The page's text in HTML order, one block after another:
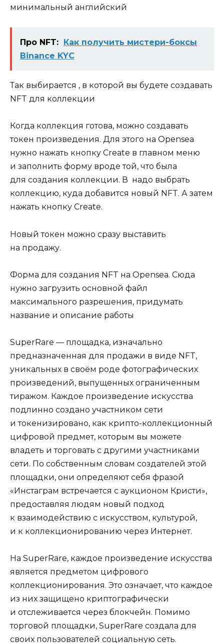
минимальный английский
Про NFT: Как получить мистери-боксы
Binance KYC
Так выбирается , в которой вы будете создавать
NFT для коллекции
Когда коллекция готова, можно создавать
токен произведения. Для этого на Opensea
нужно нажать кнопку Create в главном меню
и заполнить форму вроде той, что была
для создания коллекции. В надо выбрать
коллекцию, куда добавится новый NFT. А затем
нажать кнопку Create.
Новый токен можно сразу выставить
на продажу.
Форма для создания NFT на Opensea. Сюда
нужно загрузить основной файл
максимального разрешения, придумать
название и описание работы
SuperRare — площадка, изначально
предназначенная для продажи в виде NFT,
уникальных в своём роде фотографических
произведений, выпущенных ограниченным
тиражом. Каждое произведение искусства
подлинно создано участником сети
и токенизировано, как крипто-коллекционный
цифровой предмет, которым вы можете
владеть и торговать с другими участниками
сети. По собственным словам создателей этой
площадки, они определяют себя фразой
«Инстаграм встречается с аукционом Кристи»,
предоставляя людям новый подход
к взаимодействию с искусством, культурой,
и к коллекционированию через Интернет.
На SuperRare, каждое произведение искусства
является предметом цифрового
коллекционирования. Это означает, что каждое
из них защищено криптографически
и отслеживается через блокчейн. Помимо
торговой площадки, SuperRare создала для
своих пользователей социальную сеть.